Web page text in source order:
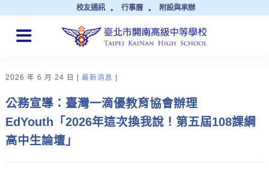
校友通訊 行事曆 附設與承辦
QUICK LINKS
2026 年 6 月 24 日 最新消息
公務宣導：臺灣一滴優教育協會辦理
EdYouth「2026年這次換我說！第五屆108課綱
高中生論壇」